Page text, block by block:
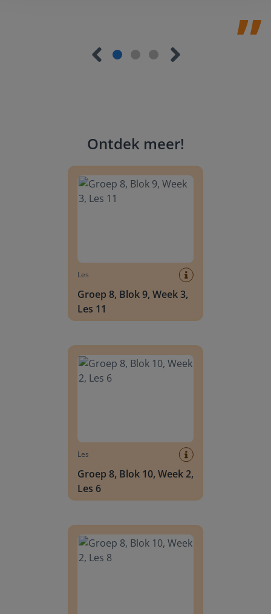
Ontdek meer!
Les
Groep 8, Blok 9, Week 3,
Les 11
Les
Groep 8, Blok 10, Week 2,
Les 6